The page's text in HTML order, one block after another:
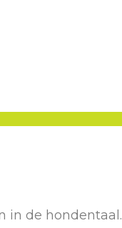
in de hondentaal.